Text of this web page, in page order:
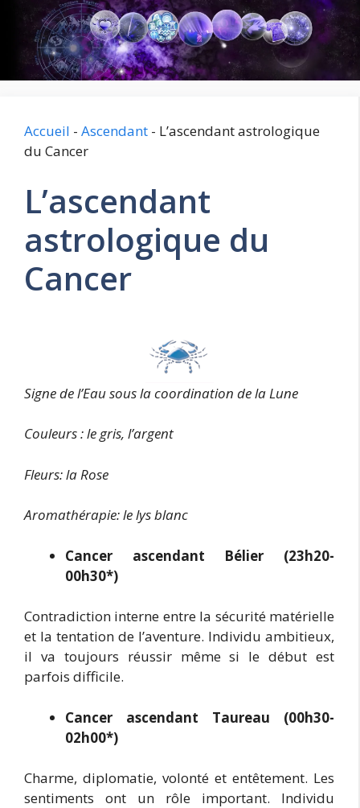
contenu
Accueil - Ascendant - L’ascendant astrologique
du Cancer
L’ascendant
astrologique du
Cancer
Signe de l’Eau sous la coordination de la Lune
Couleurs : le gris, l’argent
Fleurs: la Rose
Aromathérapie: le lys blanc
Cancer ascendant Bélier (23h20-
00h30*)
Contradiction interne entre la sécurité matérielle
et la tentation de l’aventure. Individu ambitieux,
il va toujours réussir même si le début est
parfois difficile.
Cancer ascendant Taureau (00h30-
02h00*)
Charme, diplomatie, volonté et entêtement. Les
sentiments ont un rôle important. Individu